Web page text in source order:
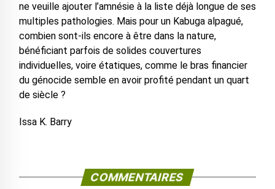
ne veuille ajouter l’amnésie à la liste déjà longue de ses
multiples pathologies. Mais pour un Kabuga alpagué,
combien sont-ils encore à être dans la nature,
bénéficiant parfois de solides couvertures
individuelles, voire étatiques, comme le bras financier
du génocide semble en avoir profité pendant un quart
de siècle ?
Issa K. Barry
COMMENTAIRES